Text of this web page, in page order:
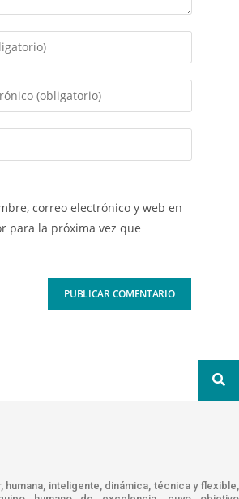
correo electrónico y web en
para la próxima vez que
inteligente, dinámica, técnica y flexible,